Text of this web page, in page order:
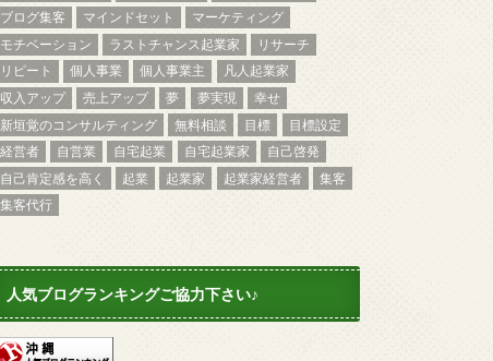
ブログ集客
マインドセット
マーケティング
モチベーション
ラストチャンス起業家
リサーチ
リピート
個人事業 個人事業主
凡人起業家
収入アップ
売上アップ 夢 夢実現
幸せ
新垣覚のコンサルティング
無料相談 目標
目標設定
経営者
自営業 自宅起業 自宅起業家
自己啓発
自己肯定感を高く
起業 起業家 起業家経営者
集客
集客代行
人気ブログランキングご協力下さい♪